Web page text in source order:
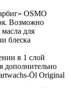
OSMO
Возможно
масла для
блеска
в 1 слой
дополнительно
Öl Original